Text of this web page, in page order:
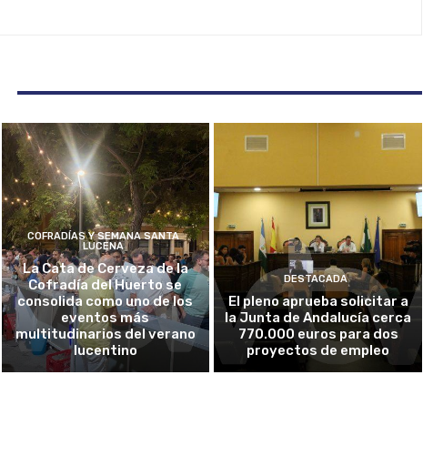
COFRADÍAS Y SEMANA SANTA
LUCENA
La Cata de Cerveza de la
Cofradía del Huerto se
consolida como uno de los
eventos más
multitudinarios del verano
lucentino
DESTACADA
El pleno aprueba solicitar a
la Junta de Andalucía cerca
770.000 euros para dos
proyectos de empleo